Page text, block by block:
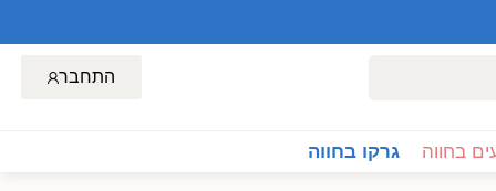
התחבר
בחווה גרקו בחווה